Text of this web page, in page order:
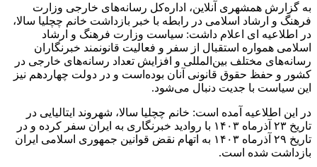
به گزارش همشهری آنلاین، اداره‌کل رسانه‌های خارجی وزارت
فرهنگ و ارشاد اسلامی در رابطه با خبر بازداشت خانم چچلیا سالا،
در اطلاعیه ای اعلام داشت: سیاست وزارت فرهنگ و ارشاد
اسلامی همواره استقبال از سفر و فعالیت قانونمند خبرنگاران
رسانه‌های مختلف بین‌المللی و افزایش تعداد رسانه‌های خارجی در
کشور و حفظ حقوق قانونی آنان بوده‌است و در دولت چهاردهم نیز
این سیاست با جدیت دنبال می‌شود.
در این اطلاعیه آمده است: خانم چچلیا سالا، شهروند ایتالیایی در
تاریخ ۲۳ آذرماه ۱۴۰۳ با روادید خبرنگاری به ایران سفر کرده و در
تاریخ ۲۹ آذرماه ۱۴۰۳ به اتهام نقض قوانین جمهوری اسلامی ایران
بازداشت شده است.